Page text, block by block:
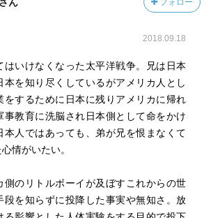
表現や内容は沢山ある。
の野菜類栽培の肥料として人の糞尿を普
で・・・，という記述がある。当時どこ
低学年（昭和40年代前半）の頃までは普
ていた。便所は簡単に汲み取れるよう
汲み取ってかついで畑に行き撒いてい
フォロー
2018.09.18
はいけなくなった太平洋戦争。兄は日本
本を知り尽くしているがアメリカ人とし
をするために日本に残りアメリカに帰れ
事教育に洗脳され日本側として命をかけ
本人ではあっても、弟が兄を恨まなくて
情がいたい。
側のリトルボーイが及ぼすこれからの世
段を知らずに投降した事実や無知さ。放